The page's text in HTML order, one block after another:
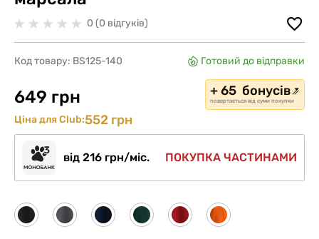
0 (0 відгуків)
Код товару: BS125-140 Готовий до відправки
649 грн + 65 бонусів
повертається від суми покупки
Ціна для Club:552 грн
від 216 грн/міс. ПОКУПКА ЧАСТИНАМИ